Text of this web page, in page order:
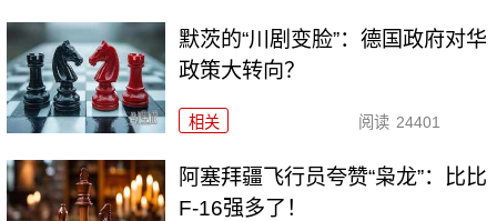
默茨的“川剧变脸”：德国政府对华
政策大转向？
相关 阅读 24401
阿塞拜疆飞行员夸赞“枭龙”：比比
F-16强多了！